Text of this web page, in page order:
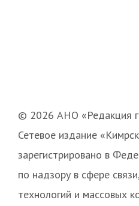
© 2026 АНО «Редакция
Сетевое издание
зарегистрировано в
по надзору в сфере
технологий и массовых